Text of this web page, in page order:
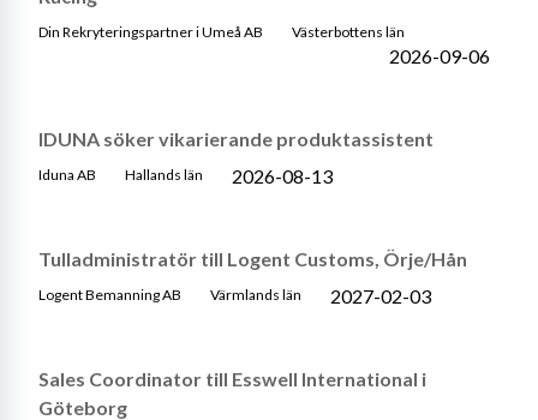
Din Rekryteringspartner i Umeå AB Västerbottens län
2026-09-06
IDUNA söker vikarierande produktassistent
Iduna AB Hallands län 2026-08-13
Tulladministratör till Logent Customs, Örje/Hån
Logent Bemanning AB Värmlands län 2027-02-03
Sales Coordinator till Esswell International i
Göteborg